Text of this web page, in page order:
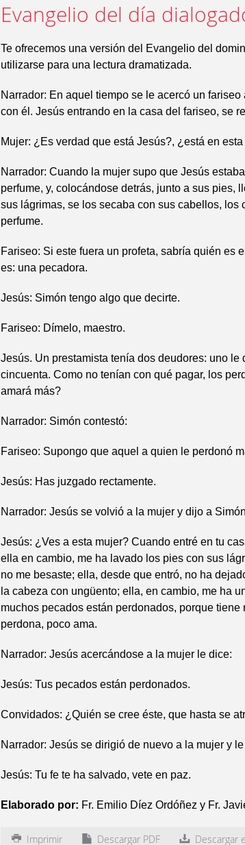
Evangelio del día
Te ofrecemos una versión del Evangelio del
utilizarse para una lectura dramatizada.
Narrador: En aquel tiempo se le acercó un
con él. Jesús entrando en la casa del fariseo, se
Mujer: ¿Es verdad que está Jesús?, ¿está en
Narrador: Cuando la mujer supo que Jesús
perfume, y, colocándose detrás, junto a sus pies,
sus lágrimas, se los secaba con sus cabellos, los
perfume.
Fariseo: Si este fuera un profeta, sabría quién es
es: una pecadora.
Jesús: Simón tengo algo que decirte.
Fariseo: Dímelo, maestro.
Jesús. Un prestamista tenía dos deudores: uno
cincuenta. Como no tenían con qué pagar, los
amará más?
Narrador: Simón contestó:
Fariseo: Supongo que aquel a quien le perdonó
Jesús: Has juzgado rectamente.
Narrador: Jesús se volvió a la mujer y dijo a
Jesús: ¿Ves a esta mujer? Cuando entré en tu
ella en cambio, me ha lavado los pies con sus
no me besaste; ella, desde que entró, no ha
la cabeza con ungüento; ella, en cambio, me ha
muchos pecados están perdonados, porque
perdona, poco ama.
Narrador: Jesús acercándose a la mujer le dice:
Jesús: Tus pecados están perdonados.
Convidados: ¿Quién se cree éste, que hasta se
Narrador: Jesús se dirigió de nuevo a la mujer y
Jesús: Tu fe te ha salvado, vete en paz.
Elaborado por: Fr. Emilio Díez Ordóñez y Fr.
Imprimir Descargar PDF Descargar